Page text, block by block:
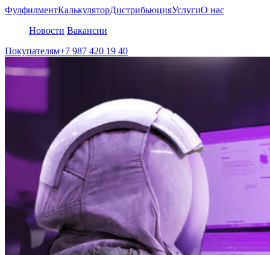
ФулфилментКалькуляторДистрибьюцияУслугиО нас
Новости Вакансии
Покупателям+7 987 420 19 40